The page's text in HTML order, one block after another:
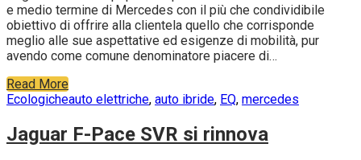
e medio termine di Mercedes con il più che condividibile
obiettivo di offrire alla clientela quello che corrisponde
meglio alle sue aspettative ed esigenze di mobilità, pur
avendo come comune denominatore piacere di…
Read More
Ecologicheauto elettriche, auto ibride, EQ, mercedes
Jaguar F-Pace SVR si rinnova